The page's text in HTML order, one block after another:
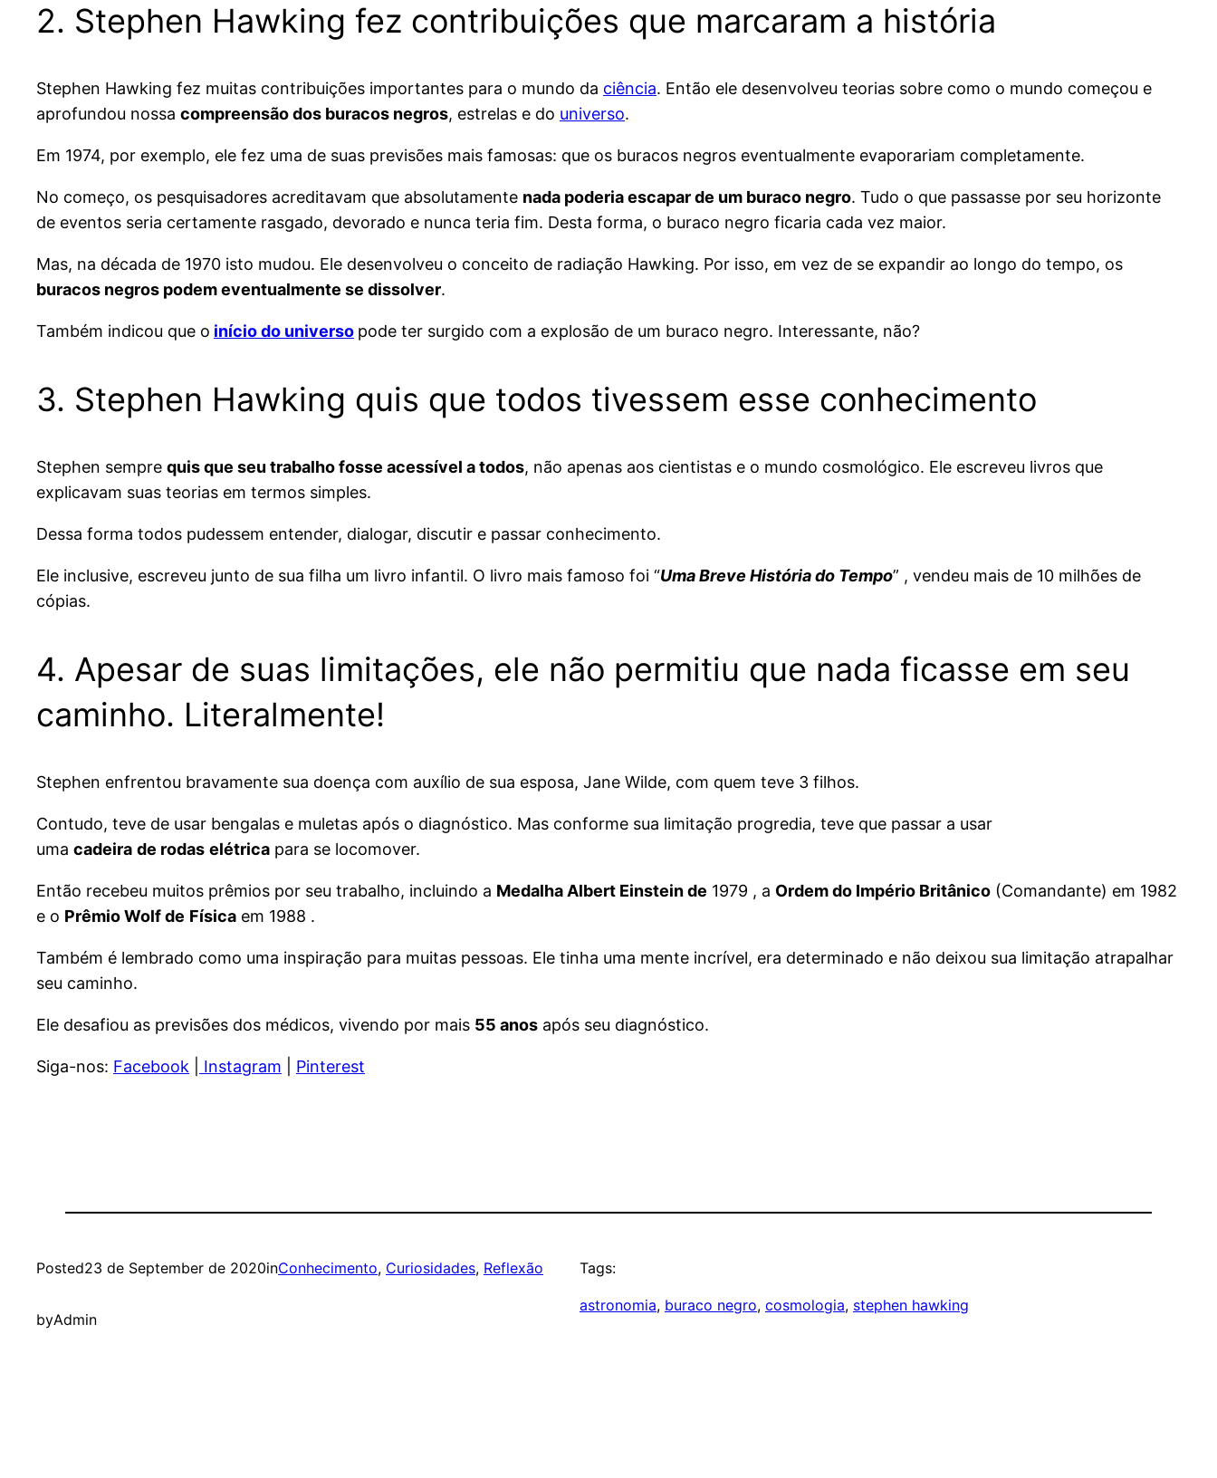
2. Stephen Hawking fez contribuições que marcaram a história
Stephen Hawking fez muitas contribuições importantes para o mundo da ciência. Então ele desenvolveu teorias sobre como o mundo começou e
aprofundou nossa compreensão dos buracos negros, estrelas e do universo.
Em 1974, por exemplo, ele fez uma de suas previsões mais famosas: que os buracos negros eventualmente evaporariam completamente.
No começo, os pesquisadores acreditavam que absolutamente nada poderia escapar de um buraco negro. Tudo o que passasse por seu horizonte
de eventos seria certamente rasgado, devorado e nunca teria fim. Desta forma, o buraco negro ficaria cada vez maior.
Mas, na década de 1970 isto mudou. Ele desenvolveu o conceito de radiação Hawking. Por isso, em vez de se expandir ao longo do tempo, os
buracos negros podem eventualmente se dissolver.
Também indicou que o início do universo pode ter surgido com a explosão de um buraco negro. Interessante, não?
3. Stephen Hawking quis que todos tivessem esse conhecimento
Stephen sempre quis que seu trabalho fosse acessível a todos, não apenas aos cientistas e o mundo cosmológico. Ele escreveu livros que
explicavam suas teorias em termos simples.
Dessa forma todos pudessem entender, dialogar, discutir e passar conhecimento.
Ele inclusive, escreveu junto de sua filha um livro infantil. O livro mais famoso foi “Uma Breve História do Tempo” , vendeu mais de 10 milhões de
cópias.
4. Apesar de suas limitações, ele não permitiu que nada ficasse em seu
caminho. Literalmente!
Stephen enfrentou bravamente sua doença com auxílio de sua esposa, Jane Wilde, com quem teve 3 filhos.
Contudo, teve de usar bengalas e muletas após o diagnóstico. Mas conforme sua limitação progredia, teve que passar a usar
uma cadeira de rodas elétrica para se locomover.
Então recebeu muitos prêmios por seu trabalho, incluindo a Medalha Albert Einstein de 1979 , a Ordem do Império Britânico (Comandante) em 1982
e o Prêmio Wolf de Física em 1988 .
Também é lembrado como uma inspiração para muitas pessoas. Ele tinha uma mente incrível, era determinado e não deixou sua limitação atrapalhar
seu caminho.
Ele desafiou as previsões dos médicos, vivendo por mais 55 anos após seu diagnóstico.
Siga-nos: Facebook Instagram Pinterest
Posted23 de September de 2020inConhecimento, Curiosidades, Reflexão
byAdmin
Tags:
astronomia, buraco negro, cosmologia, stephen hawking